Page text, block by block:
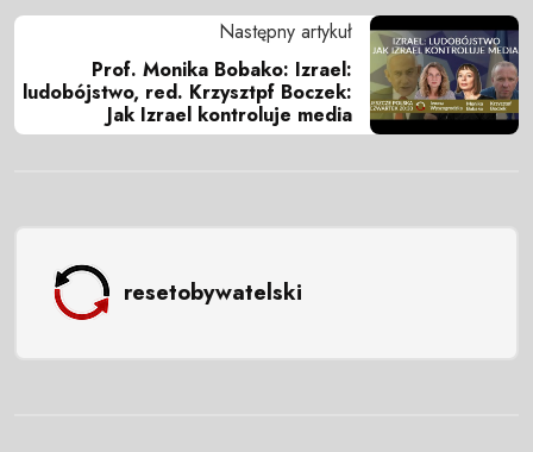
Następny artykuł
Prof. Monika Bobako: Izrael:
ludobójstwo, red. Krzysztpf Boczek:
Jak Izrael kontroluje media
resetobywatelski